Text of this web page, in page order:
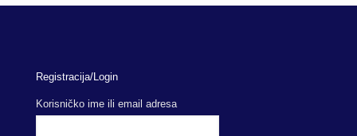
through
Registracija/Login
Korisničko ime ili email adresa